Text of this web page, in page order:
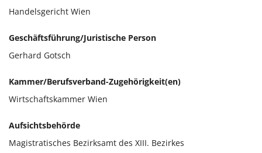
Handelsgericht Wien
Geschäftsführung/Juristische Person
Gerhard Gotsch
Kammer/Berufsverband-Zugehörigkeit(en)
Wirtschaftskammer Wien
Aufsichtsbehörde
Magistratisches Bezirksamt des XIII. Bezirkes